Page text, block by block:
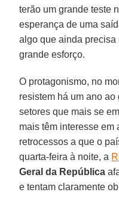
terão um grande teste
esperança de uma
algo que ainda precisa
grande esforço.
O protagonismo, no
resistem há um ano
setores que mais se
mais têm interesse em
retrocessos a que o
quarta-feira à noite, a
Geral da República
e tentam claramente